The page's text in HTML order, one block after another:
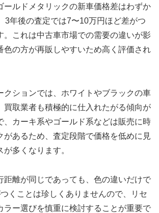
ールドメタリックの新車価格差はわずか
3年後の査定では7〜10万円ほど差がつ
。これは中古車市場での需要の違いが影
色の方が再販しやすいため高く評価され
クションでは、ホワイトやブラックの車
買取業者も積極的に仕入れたがる傾向が
、カーキ系やゴールド系などは販売に時
があるため、査定段階で価格を低めに見
多くなります。
距離が同じであっても、色の違いだけで
くことは珍しくありませんので、リセ
ラー選びを慎重に検討することが重要で